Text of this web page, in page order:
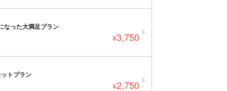
なった大満足プラン
¥3,750
トプラン
¥2,750